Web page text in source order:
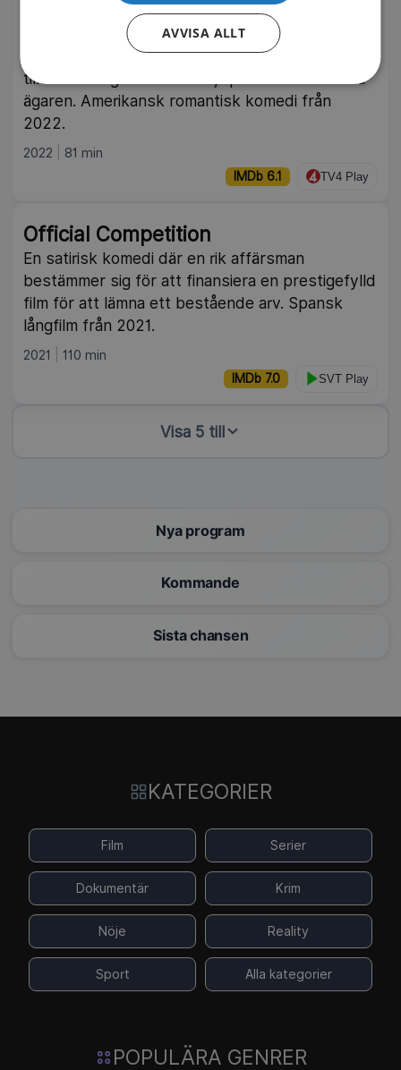
Fly Away with Me
Angies nya drömlägenhet hotas när en skadad
papegoja flyger in och stannar. Inga husdjur är
tillåtna men grannen Ted hjälper henne att hitta
ägaren. Amerikansk romantisk komedi från
2022.
2022 81 min
IMDb 6.1 TV4 Play
Official Competition
En satirisk komedi där en rik affärsman
bestämmer sig för att finansiera en prestigefylld
film för att lämna ett bestående arv. Spansk
långfilm från 2021.
2021 110 min
IMDb 7.0 SVT Play
Visa 5 till
Nya program
Kommande
Sista chansen
KATEGORIER
Film Serier
Dokumentär Krim
Nöje Reality
Sport Alla kategorier
POPULÄRA GENRER
AVVISA ALLT